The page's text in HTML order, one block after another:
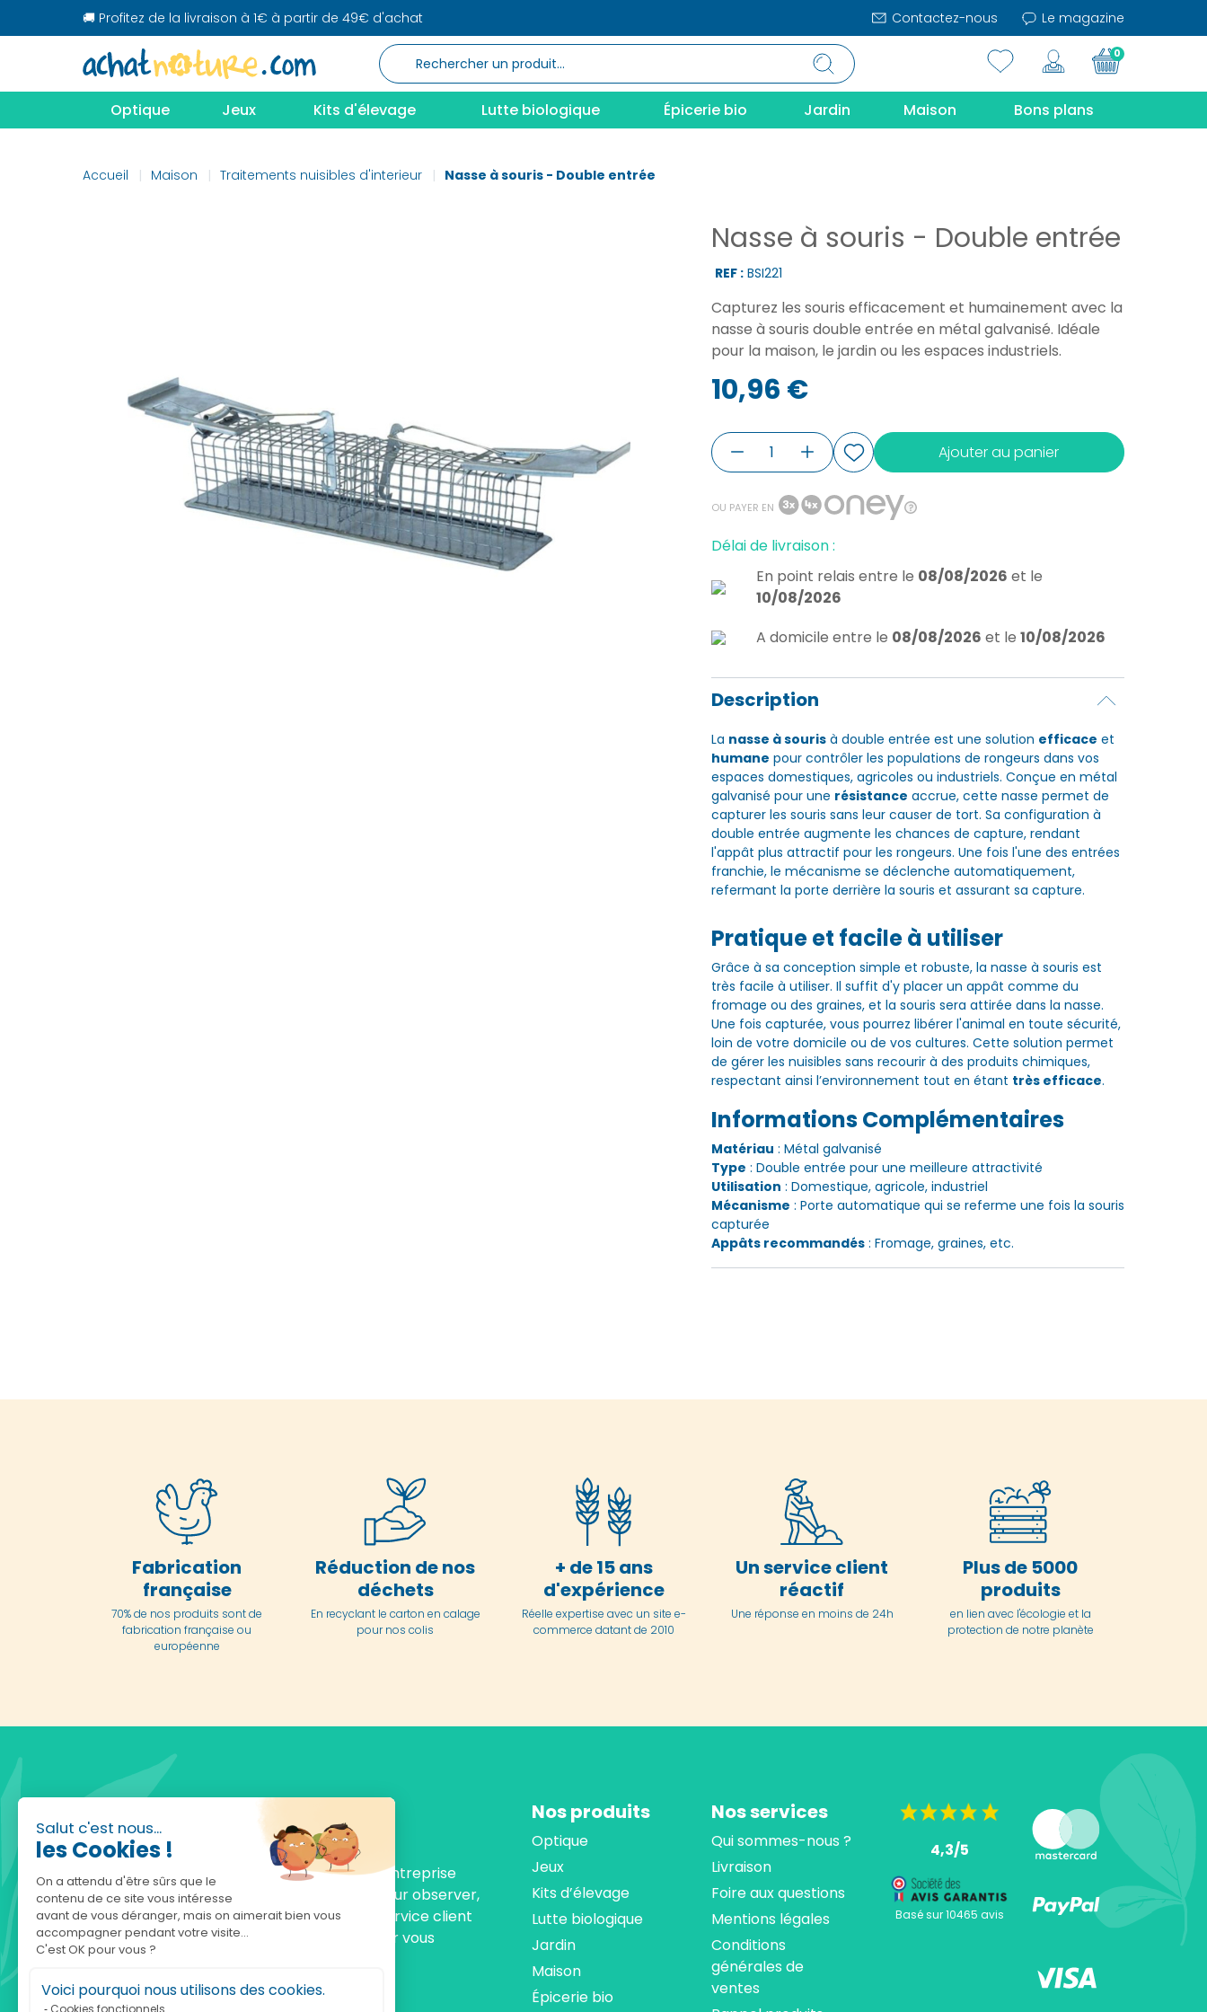
Salut c'est nous...
les Cookies !
On a attendu d'être sûrs que le
contenu de ce site vous intéresse
avant de vous déranger, mais on aimerait bien vous
accompagner pendant votre visite...
C'est OK pour vous ?
Voici pourquoi nous utilisons des cookies.
Cookies fonctionnels
🚚 Profitez de la livraison à 1€ à partir de 49€ d'achat Contactez-nous Le magazine
0
Optique Jeux Kits d'élevage Lutte biologique Épicerie bio Jardin Maison Bons plans
Accueil Maison Traitements nuisibles d'interieur Nasse à souris - Double entrée
Nasse à souris - Double entrée
REF : BSI221
Capturez les souris efficacement et humainement avec la
nasse à souris double entrée en métal galvanisé. Idéale
pour la maison, le jardin ou les espaces industriels.
10,96 €
Ajouter au panier
OU PAYER EN
Délai de livraison :
En point relais entre le 08/08/2026 et le
10/08/2026
A domicile entre le 08/08/2026 et le 10/08/2026
Description
La nasse à sourisà double entrée est une solution efficace et
humane pour contrôler les populations de rongeurs dans vos
espaces domestiques, agricoles ou industriels. Conçue en métal
galvanisé pour une résistance accrue, cette nasse permet de
capturer les souris sans leur causer de tort. Sa configuration à
double entrée augmente les chances de capture, rendant
l'appât plus attractif pour les rongeurs. Une fois l'une des entrées
franchie, le mécanisme se déclenche automatiquement,
refermant la porte derrière la souris et assurant sa capture.
Pratique et facile à utiliser
Grâce à sa conception simple et robuste, la nasse à souris est
très facile à utiliser. Il suffit d'y placer un appât comme du
fromage ou des graines, et la souris sera attirée dans la nasse.
Une fois capturée, vous pourrez libérer l'animal en toute sécurité,
loin de votre domicile ou de vos cultures. Cette solution permet
de gérer les nuisibles sans recourir à des produits chimiques,
respectant ainsi l’environnement tout en étant très efficace.
Informations Complémentaires
Matériau : Métal galvanisé
Type : Double entrée pour une meilleure attractivité
Utilisation : Domestique, agricole, industriel
Mécanisme : Porte automatique qui se referme une fois la souris
capturée
Appâts recommandés: Fromage, graines, etc.
Fabrication
française
70% de nos produits sont de
fabrication française ou
européenne
Réduction de nos
déchets
En recyclant le carton en calage
pour nos colis
+ de 15 ans
d'expérience
Réelle expertise avec un site e-
commerce datant de 2010
Un service client
réactif
Une réponse en moins de 24h
Plus de 5000
produits
en lien avec l'écologie et la
protection de notre planète
Fondée en 2010, achatnature.com est une entreprise
française qui réunit plus de 5000 produits pour observer,
comprendre et protéger la nature. Notre service client
est à votre écoute, du lundi au vendredi, pour vous
accompagner.
Nos produits
Optique
Jeux
Kits d’élevage
Lutte biologique
Jardin
Maison
Épicerie bio
Nos services
Qui sommes-nous ?
Livraison
Foire aux questions
Mentions légales
Conditions
générales de
ventes
4,3/5
Basé sur 10465 avis